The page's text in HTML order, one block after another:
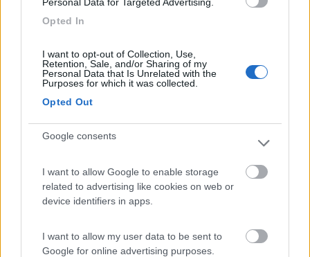
Opted In
I want to opt-out of Collection, Use,
Retention, Sale, and/or Sharing of my
Personal Data that Is Unrelated with the
Purposes for which it was collected.
Opted Out
Google consents
I want to allow Google to enable storage
related to advertising like cookies on web or
device identifiers in apps.
I want to allow my user data to be sent to
Google for online advertising purposes.
gino1963
1632